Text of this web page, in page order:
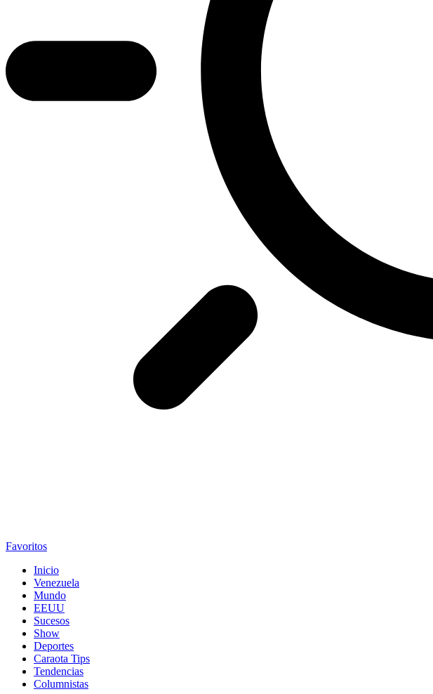
Favoritos
Inicio
Venezuela
Mundo
EEUU
Sucesos
Show
Deportes
Caraota Tips
Tendencias
Columnistas